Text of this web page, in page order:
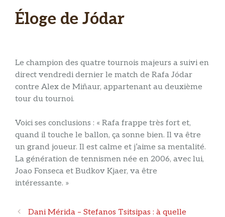
Éloge de Jódar
Le champion des quatre tournois majeurs a suivi en
direct vendredi dernier le match de Rafa Jódar
contre Alex de Miñaur, appartenant au deuxième
tour du tournoi.
Voici ses conclusions : « Rafa frappe très fort et,
quand il touche le ballon, ça sonne bien. Il va être
un grand joueur. Il est calme et j’aime sa mentalité.
La génération de tennismen née en 2006, avec lui,
Joao Fonseca et Budkov Kjaer, va être
intéressante. »
Navigation
Dani Mérida – Stefanos Tsitsipas : à quelle